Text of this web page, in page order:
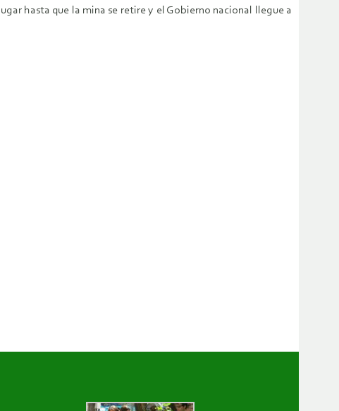
hasta que la mina se retire y el Gobierno nacional llegue a